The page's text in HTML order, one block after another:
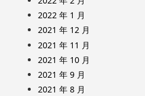
2022 年 1 月
2021 年 12 月
2021 年 11 月
2021 年 10 月
2021 年 9 月
2021 年 8 月